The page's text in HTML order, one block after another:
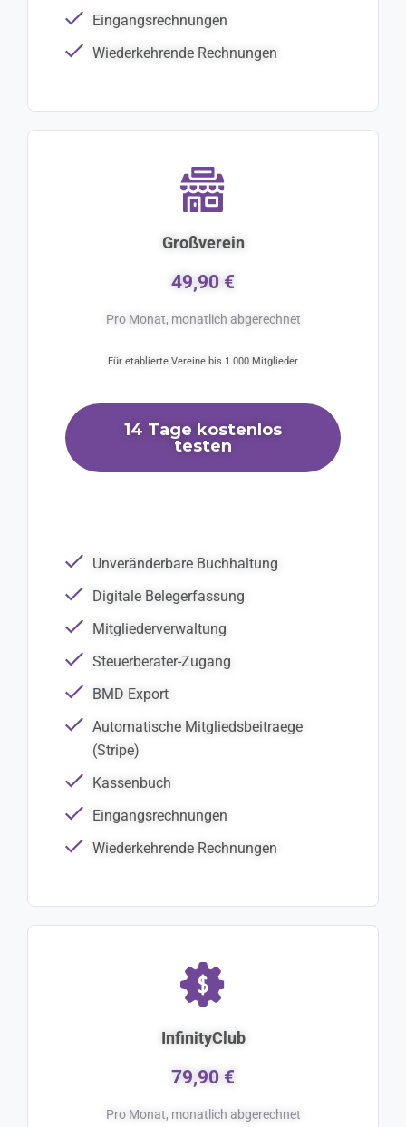
Eingangsrechnungen
Wiederkehrende Rechnungen
Großverein
49,90 €
Pro Monat, monatlich abgerechnet
Für etablierte Vereine bis 1.000 Mitglieder
14 Tage kostenlos
testen
Unveränderbare Buchhaltung
Digitale Belegerfassung
Mitgliederverwaltung
Steuerberater-Zugang
BMD Export
Automatische Mitgliedsbeitraege
(Stripe)
Kassenbuch
Eingangsrechnungen
Wiederkehrende Rechnungen
InfinityClub
79,90 €
Pro Monat, monatlich abgerechnet